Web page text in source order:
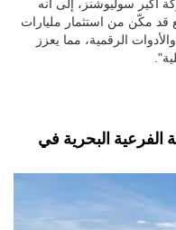
أكير سوليوشنز، إلى أنه
قد مكّن من استثمار مليارات
الرقمية، مما يعزز
الفرعية البحرية في